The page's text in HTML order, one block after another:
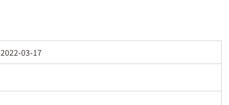
2022-03-17